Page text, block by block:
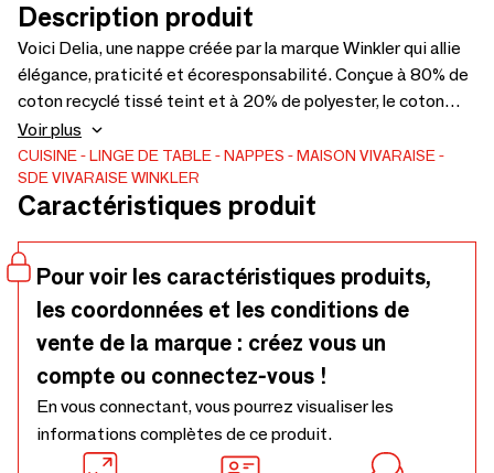
Description produit
Voici Delia, une nappe créée par la marque Winkler qui allie
élégance, praticité et écoresponsabilité. Conçue à 80% de
coton recyclé tissé teint et à 20% de polyester, le coton
utilisé pour créer cette nappe provient de chutes de tissus
récupérées dans les usines de fabrication textile. Bordée
par une finition point de cheval, cette nappe décorera votre
table avec élégance et authenticité. Elle est déclinée dans
nappe est labellisée Oeko-Tex. Elle bénéficie d'un
traitement antitache qui la rend pratique pour un usage
quotidien. Pour un dressage tout en harmonie, coordonnez-
la aux autres accessoires de table Delia. - 80% Coton
Recyclé 20% Polyester
Voir plus
CUISINE LINGE DE TABLE NAPPES
MAISON VIVARAISE -
SDE VIVARAISE WINKLER
Caractéristiques produit
Pour voir les caractéristiques produits,
les coordonnées et les conditions de
vente de la marque : créez vous un
compte ou connectez-vous !
En vous connectant, vous pourrez visualiser les
informations complètes de ce produit.